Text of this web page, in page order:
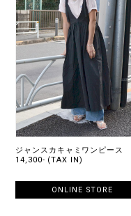
ジャンスカキャミワンピース
14,300- (TAX IN)
ONLINE STORE